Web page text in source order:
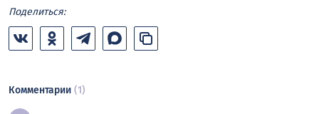
Поделиться:
Комментарии (1)